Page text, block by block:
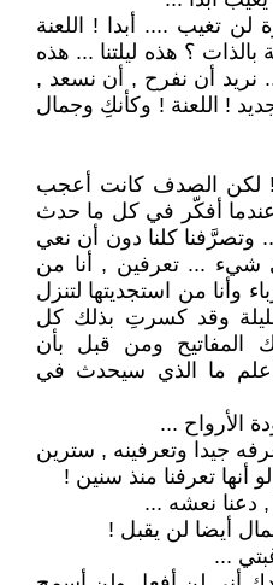
لن تغيب .... أبدا ! اللعنة
بالذات ؟ هذه ليلتنا ... هذه
نريد أن نفرح , أن نسعد ,
! اللعنة ! وكأنكِ وجمال
! لكن الصدف كانت أعجب
أفكّر في كل ما حدث
وتصرَّفنا كلنا دون أن نعي
شيء ... تعرفين , أنا من
وأنا من استجديتها لتنزل
وقد كسرتِ بذلك كل
ومن قبل بأن
ما الذي سيحدث في
الأرواح ...
جيدا وتعرفينه , سترين
أنها تعرفنا منذ سنين !
دعنا نعشه ...
أيضا لن يقبل !
...